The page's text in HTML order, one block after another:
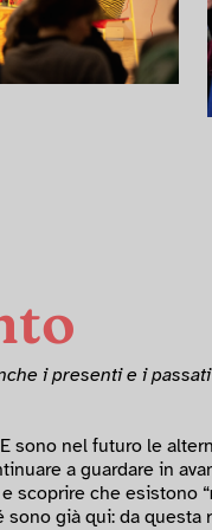
i presenti e i
sono nel futuro le
a guardare in
scoprire che esistono “
già qui: da questa